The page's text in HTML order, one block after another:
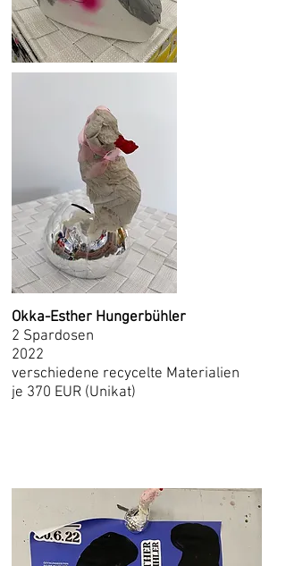
Okka-Esther Hungerbühler
2 Spardosen
2022
verschiedene recycelte Materialien
je 370 EUR (Unikat)